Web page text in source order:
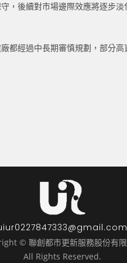
，後續對市場邊際效應將逐步
都經過中長期審慎規劃，部分
© 聯創都市更新服務股份有
All Rights Reserved.